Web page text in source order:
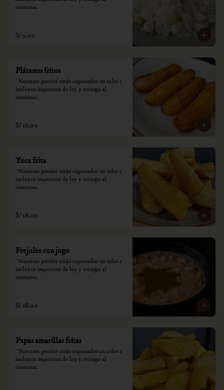
consumo.
S/ 9.00
Plátanos fritos
*Nuestros precios están expresados en soles e
incluyen impuestos de ley y recargo al
consumo.
S/ 16.00
Yuca frita
*Nuestros precios están expresados en soles e
incluyen impuestos de ley y recargo al
consumo.
S/ 18.00
Frejoles con jugo
*Nuestros precios están expresados en soles e
incluyen impuestos de ley y recargo al
consumo.
S/ 18.00
Papas amarillas fritas
*Nuestros precios están expresados en soles e
incluyen impuestos de ley y recargo al
consumo.